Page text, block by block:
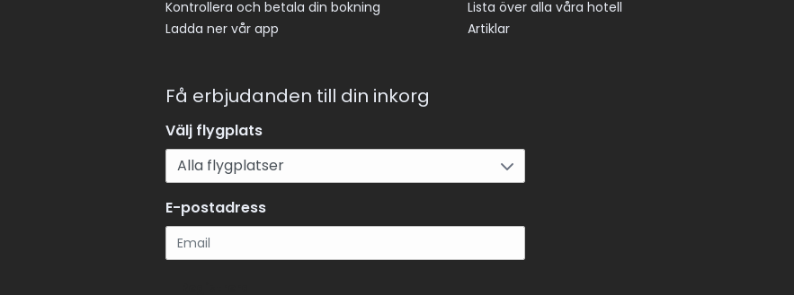
Kontrollera och betala din bokning
Ladda ner vår app
Lista över alla våra hotell
Artiklar
Få erbjudanden till din inkorg
Välj flygplats
E-postadress